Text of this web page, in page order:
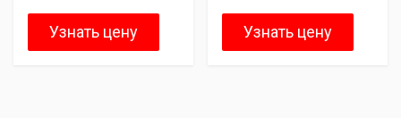
Узнать цену Узнать цену